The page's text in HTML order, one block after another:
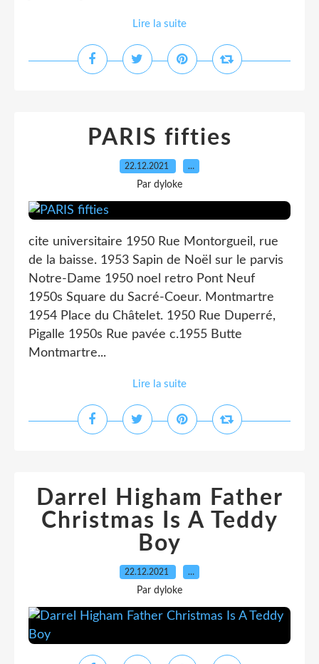
Lire la suite
PARIS fifties
22.12.2021 …
Par dyloke
cite universitaire 1950 Rue Montorgueil, rue
de la baisse. 1953 Sapin de Noël sur le parvis
Notre-Dame 1950 noel retro Pont Neuf
1950s Square du Sacré-Coeur. Montmartre
1954 Place du Châtelet. 1950 Rue Duperré,
Pigalle 1950s Rue pavée c.1955 Butte
Montmartre...
Lire la suite
Darrel Higham Father
Christmas Is A Teddy
Boy
22.12.2021 …
Par dyloke